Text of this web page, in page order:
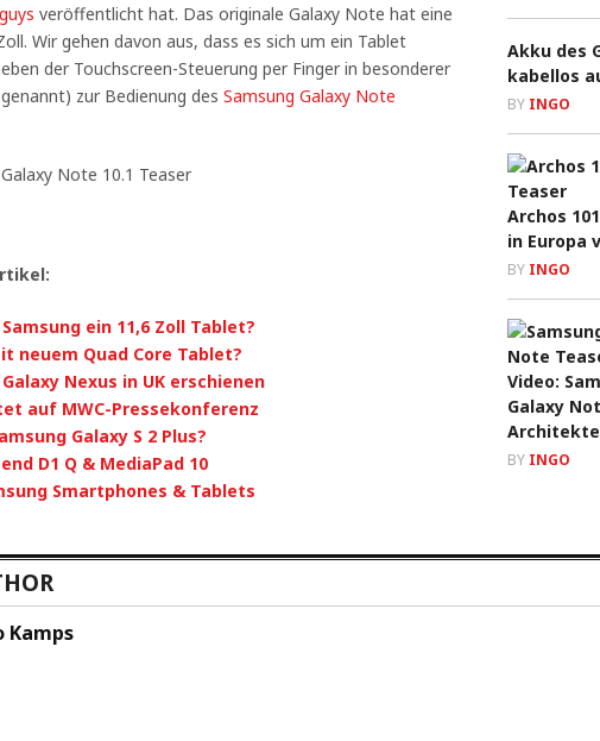
veröffentlicht hat. Das originale Galaxy Note hat eine
Wir gehen davon aus, dass es sich um ein Tablet
der Touchscreen-Steuerung per Finger in besonderer
zur Bedienung des Samsung Galaxy Note
ein 11,6 Zoll Tablet?
neuem Quad Core Tablet?
Nexus in UK erschienen
auf MWC-Pressekonferenz
Galaxy S 2 Plus?
D1 Q & MediaPad 10
Smartphones & Tablets
Akku des
kabellos
BY INGO
Archos
in Europa
BY INGO
Video:
Galaxy
BY INGO
Kamps